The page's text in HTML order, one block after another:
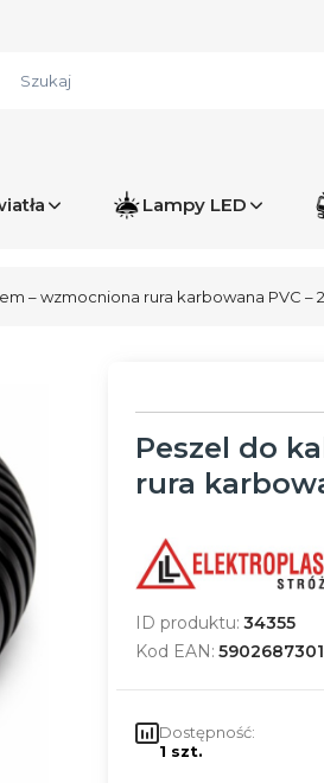
Lampy LED
– wzmocniona rura karbowana PVC –
Peszel do
rura
ID produktu: 34355
Kod EAN:
Dostępność:
1 szt.